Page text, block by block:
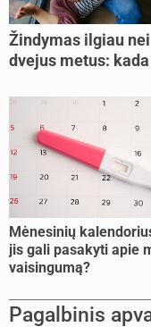
Žindymas ilgiau nei
dvejus metus:
nujunkyti?
Mėnesinių
jis gali pasakyti apie
vaisingumą?
Pagalbinis